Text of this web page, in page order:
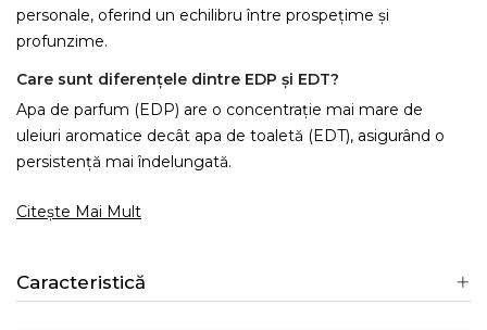
personale, oferind un echilibru între prospețime și
profunzime.
Care sunt diferențele dintre EDP și EDT?
Apa de parfum (EDP) are o concentrație mai mare de
uleiuri aromatice decât apa de toaletă (EDT), asigurând o
persistență mai îndelungată.
Citește Mai Mult
Caracteristică